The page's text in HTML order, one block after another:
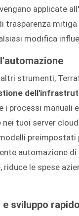
applicate
trasparenza
modifica
strumenti,
i processi manuali
tuoi server
preimpostati
automazione
riduce le spese
sviluppo rapido